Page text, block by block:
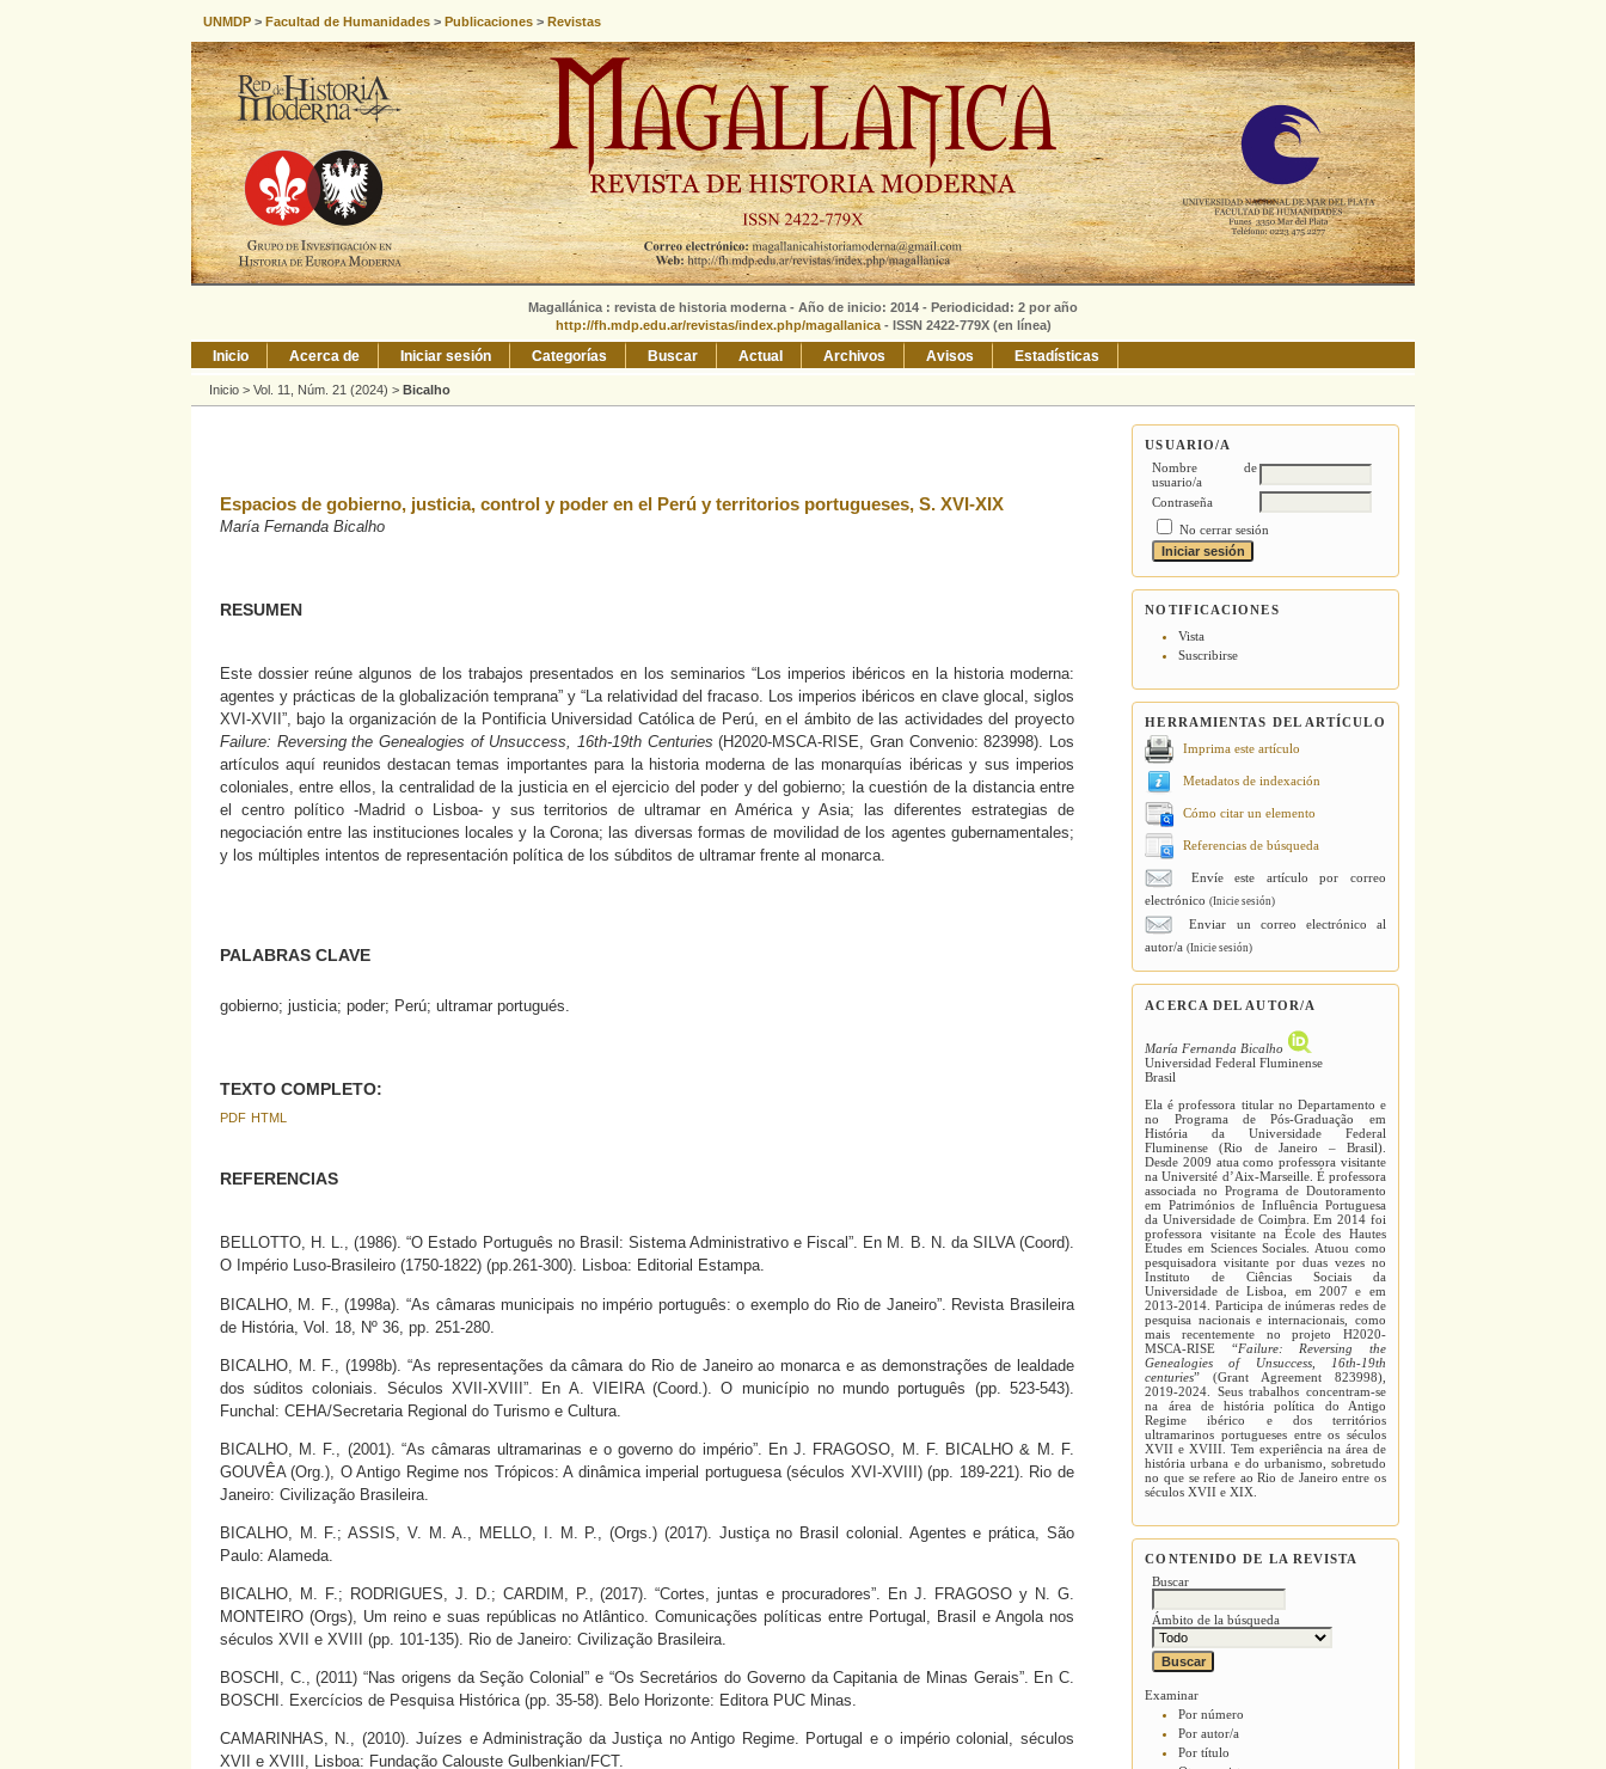
UNMDP > Facultad de Humanidades > Publicaciones > Revistas
Magallánica : revista de historia moderna - Año de inicio: 2014 - Periodicidad: 2 por año
http://fh.mdp.edu.ar/revistas/index.php/magallanica - ISSN 2422-779X (en línea)
USUARIO/A
Nombre de
usuario/a
Contraseña
No cerrar sesión
NOTIFICACIONES
Vista
Suscribirse
HERRAMIENTAS DEL ARTÍCULO
Imprima este artículo
Metadatos de indexación
Cómo citar un elemento
Referencias de búsqueda
Envíe este artículo por correo
electrónico(Inicie sesión)
Enviar un correo electrónico al
autor/a(Inicie sesión)
ACERCA DEL AUTOR/A
María Fernanda Bicalho
Universidad Federal Fluminense
Brasil
Ela é professora titular no Departamento e
no Programa de Pós-Graduação em
História da Universidade Federal
Fluminense (Rio de Janeiro – Brasil).
Desde 2009 atua como professora visitante
na Université d’Aix-Marseille. É professora
associada no Programa de Doutoramento
em Patrimónios de Influência Portuguesa
da Universidade de Coimbra. Em 2014 foi
professora visitante na École des Hautes
Études em Sciences Sociales. Atuou como
pesquisadora visitante por duas vezes no
Instituto de Ciências Sociais da
Universidade de Lisboa, em 2007 e em
2013-2014. Participa de inúmeras redes de
pesquisa nacionais e internacionais, como
mais recentemente no projeto H2020-
MSCA-RISE “Failure: Reversing the
Genealogies of Unsuccess, 16th-19th
centuries” (Grant Agreement
823998),
2019-2024. Seus trabalhos concentram-se
na área de história política do Antigo
Regime ibérico e dos territórios
ultramarinos portugueses entre os séculos
XVII e XVIII. Tem experiência na área de
história urbana e do urbanismo, sobretudo
no que se refere ao Rio de Janeiro entre os
séculos XVII e XIX.
CONTENIDO DE LA REVISTA
Buscar
Ámbito de la búsqueda
Examinar
Por número
Por autor/a
Por título
Inicio Acerca de Iniciar sesión Categorías Buscar Actual Archivos Avisos Estadísticas
Inicio > Vol. 11, Núm. 21 (2024) > Bicalho
Espacios de gobierno, justicia, control y poder en el Perú y territorios portugueses, S. XVI-XIX
María Fernanda Bicalho
RESUMEN
Este dossier reúne algunos de los trabajos presentados en los seminarios “Los imperios ibéricos en la historia moderna:
agentes y prácticas de la globalización temprana” y “La relatividad del fracaso. Los imperios ibéricos en clave glocal, siglos
XVI-XVII”, bajo la organización de la Pontificia Universidad Católica de Perú, en el ámbito de las actividades del proyecto
Failure: Reversing the Genealogies of Unsuccess, 16th-19th Centuries (H2020-MSCA-RISE, Gran Convenio: 823998). Los
artículos aquí reunidos destacan temas importantes para la historia moderna de las monarquías ibéricas y sus imperios
coloniales, entre ellos, la centralidad de la justicia en el ejercicio del poder y del gobierno; la cuestión de la distancia entre
el centro político -Madrid o Lisboa- y sus territorios de ultramar en América y Asia; las diferentes estrategias de
negociación entre las instituciones locales y la Corona; las diversas formas de movilidad de los agentes gubernamentales;
y los múltiples intentos de representación política de los súbditos de ultramar frente al monarca.
PALABRAS CLAVE
gobierno; justicia; poder; Perú; ultramar portugués.
TEXTO COMPLETO:
PDF HTML
REFERENCIAS
BELLOTTO, H. L., (1986). “O Estado Português no Brasil: Sistema Administrativo e Fiscal”. En M. B. N. da SILVA (Coord).
O Império Luso-Brasileiro (1750-1822) (pp.261-300). Lisboa: Editorial Estampa.
BICALHO, M. F., (1998a). “As câmaras municipais no império português: o exemplo do Rio de Janeiro”. Revista Brasileira
de História, Vol. 18, Nº 36, pp. 251-280.
BICALHO, M. F., (1998b). “As representações da câmara do Rio de Janeiro ao monarca e as demonstrações de lealdade
dos súditos coloniais. Séculos XVII-XVIII”. En A. VIEIRA (Coord.). O município no mundo português (pp. 523-543).
Funchal: CEHA/Secretaria Regional do Turismo e Cultura.
BICALHO, M. F., (2001). “As câmaras ultramarinas e o governo do império”. En J. FRAGOSO, M. F. BICALHO & M. F.
GOUVÊA (Org.), O Antigo Regime nos Trópicos: A dinâmica imperial portuguesa (séculos XVI-XVIII) (pp. 189-221). Rio de
Janeiro: Civilização Brasileira.
BICALHO, M. F.; ASSIS, V. M. A., MELLO, I. M. P., (Orgs.) (2017). Justiça no Brasil colonial. Agentes e prática, São
Paulo: Alameda.
BICALHO, M. F.; RODRIGUES, J. D.; CARDIM, P., (2017). “Cortes, juntas e procuradores”. En J. FRAGOSO y N. G.
MONTEIRO (Orgs), Um reino e suas repúblicas no Atlântico. Comunicações políticas entre Portugal, Brasil e Angola nos
séculos XVII e XVIII (pp. 101-135). Rio de Janeiro: Civilização Brasileira.
BOSCHI, C., (2011) “Nas origens da Seção Colonial” e “Os Secretários do Governo da Capitania de Minas Gerais”. En C.
BOSCHI. Exercícios de Pesquisa Histórica (pp. 35-58). Belo Horizonte: Editora PUC Minas.
CAMARINHAS, N., (2010). Juízes e Administração da Justiça no Antigo Regime. Portugal e o império colonial, séculos
XVII e XVIII, Lisboa: Fundação Calouste Gulbenkian/FCT.